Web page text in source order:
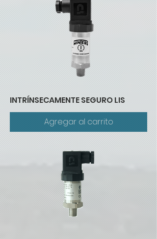
INTRÍNSECAMENTE SEGURO LIS
Agregar al carrito